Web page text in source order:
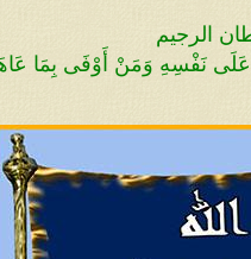
لا يزيغ
الحقّ منها
لم يبقَ من الإسلام
يتدبّروه فلا
العظيم؛ حتى
أعدلَ منهم في
من مغربها في
الرجيم
نَفْسِهِ وَمَنْ أَوْفَى بِمَا